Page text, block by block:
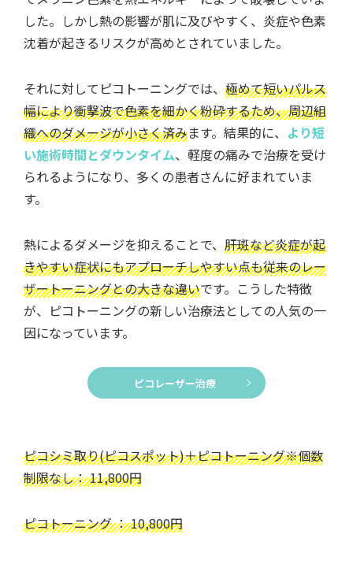
した。しかし熱の影響が肌に及びやすく、炎症や色素
沈着が起きるリスクが高めとされていました。
それに対してピコトーニングでは、 極めて短いパルス
幅により衝撃波で色素を細かく粉砕するため、周辺組
織へのダメージが小さく済みます。結果的に、 より短
い施術時間とダウンタイム、軽度の痛みで治療を受け
られるようになり、多くの患者さんに好まれていま
す。
熱によるダメージを抑えることで、 肝斑など炎症が起
きやすい症状にもアプローチしやすい点も従来のレー
ザートーニングとの大きな違いです。こうした特徴
が、ピコトーニングの新しい治療法としての人気の一
因になっています。
ピコレーザー治療
ピコシミ取り(ピコスポット)＋ピコトーニング※個数
制限なし： 11,800円
ピコトーニング ： 10,800円